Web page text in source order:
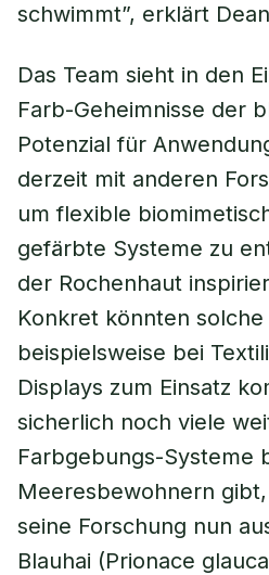
schwimmt”, erklärt
Das Team sieht in den
Farb-Geheimnisse der
Potenzial für
derzeit mit anderen
um flexible
gefärbte Systeme zu
der Rochenhaut
Konkret könnten
beispielsweise bei
Displays zum Einsatz
sicherlich noch viele
Farbgebungs-Systeme
Meeresbewohnern
seine Forschung nun
Blauhai (Prionace